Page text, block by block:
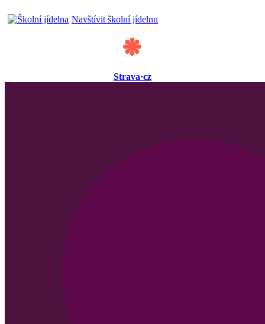
Navštívit školní jídelnu
Strava·cz